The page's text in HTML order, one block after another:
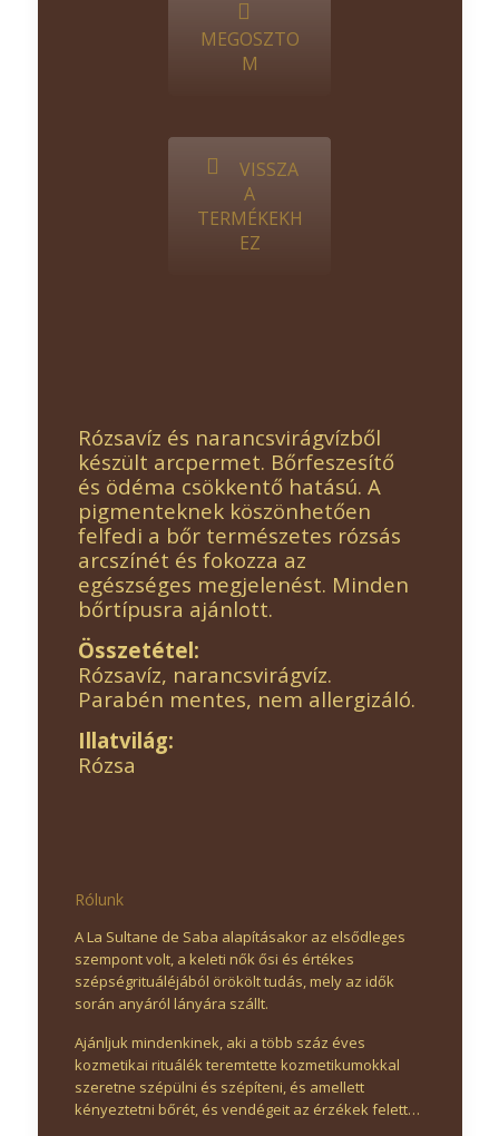
MEGOSZTO
M
VISSZA
A
TERMÉKEKH
EZ
Rózsavíz és narancsvirágvízből
készült arcpermet. Bőrfeszesítő
és ödéma csökkentő hatású. A
pigmenteknek köszönhetően
felfedi a bőr természetes rózsás
arcszínét és fokozza az
egészséges megjelenést. Minden
bőrtípusra ajánlott.
Összetétel:
Rózsavíz, narancsvirágvíz.
Parabén mentes, nem allergizáló.
Illatvilág:
Rózsa
Rólunk
A La Sultane de Saba alapításakor az elsődleges
szempont volt, a keleti nők ősi és értékes
szépségrituáléjából örökölt tudás, mely az idők
során anyáról lányára szállt.
Ajánljuk mindenkinek, aki a több száz éves
kozmetikai rituálék teremtette kozmetikumokkal
szeretne szépülni és szépíteni, és amellett
kényeztetni bőrét, és vendégeit az érzékek felett…